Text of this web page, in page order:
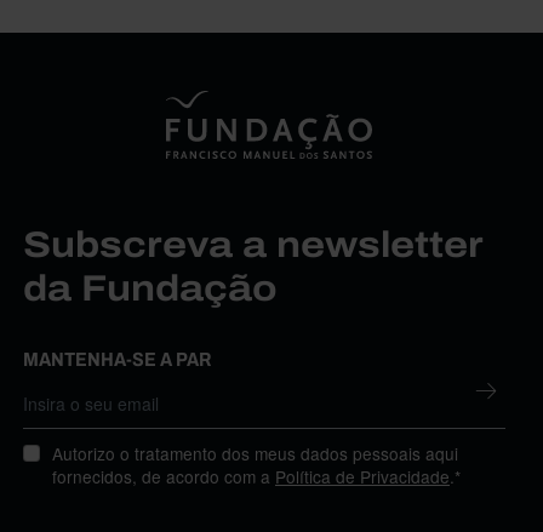
Subscreva a newsletter
da Fundação
MANTENHA-SE A PAR
Autorizo o tratamento dos meus dados pessoais aqui
fornecidos, de acordo com a Política de Privacidade .*